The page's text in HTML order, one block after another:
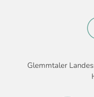
Glemmtaler